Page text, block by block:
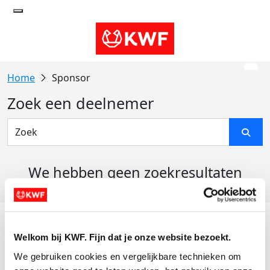
Welkom bij KWF. Fijn dat je onze website bezoekt.
We gebruiken cookies en vergelijkbare technieken om
Sponsor
Zoek een deelnemer
We hebben geen zoekresultaten
Actiematerialen
Evenementen